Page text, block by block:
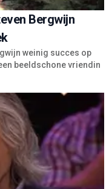
Bergwijn
weinig succes op
beeldschone vriendin